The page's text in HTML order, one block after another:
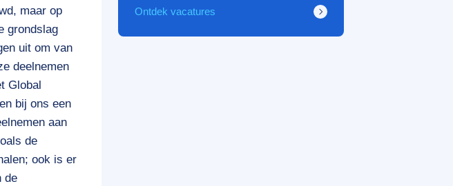
maar op
grondslag
uit om van
deelnemen
Global
bij ons een
aan
de
ook is er
de
Ontdek vacatures